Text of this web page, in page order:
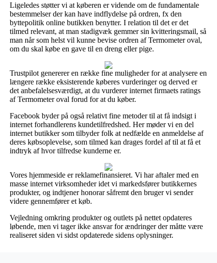
Ligeledes støtter vi at køberen er vidende om de fundamentale
bestemmelser der kan have indflydelse på ordren, fx den
byttepolitik online butikken benytter. I relation til det er det
tilmed relevant, at man stadigvæk gemmer sin kvitteringsmail, så
man når som helst vil kunne bevise ordren af Termometer oval,
om du skal købe en gave til en dreng eller pige.
Trustpilot genererer en række fine muligheder for at analysere en
længere række eksisterende køberes vurderinger og derved er
det anbefalelsesværdigt, at du vurderer internet firmaets ratings
af Termometer oval forud for at du køber.
Facebook byder på også relativt fine metoder til at få indsigt i
internet forhandlerens kundetilfredshed. Her møder vi en del
internet butikker som tilbyder folk at nedfælde en anmeldelse af
deres købsoplevelse, som tilmed kan drages fordel af til at få et
indtryk af hvor tilfredse kunderne er.
Vores hjemmeside er reklamefinansieret. Vi har aftaler med en
masse internet virksomheder idet vi markedsfører butikkernes
produkter, og indtjener honorar såfremt den bruger vi sender
videre gennemfører et køb.
Vejledning omkring produkter og outlets på nettet opdateres
løbende, men vi tager ikke ansvar for ændringer der måtte være
realiseret siden vi sidst opdaterede sidens oplysninger.